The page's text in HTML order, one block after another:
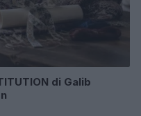
di Galib